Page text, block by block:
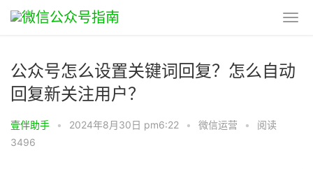
公众号怎么设置关键词回复？怎么自动
回复新关注用户？
壹伴助手 • 2024年8月30日 pm6:22 • 微信运营 •
阅读
3496